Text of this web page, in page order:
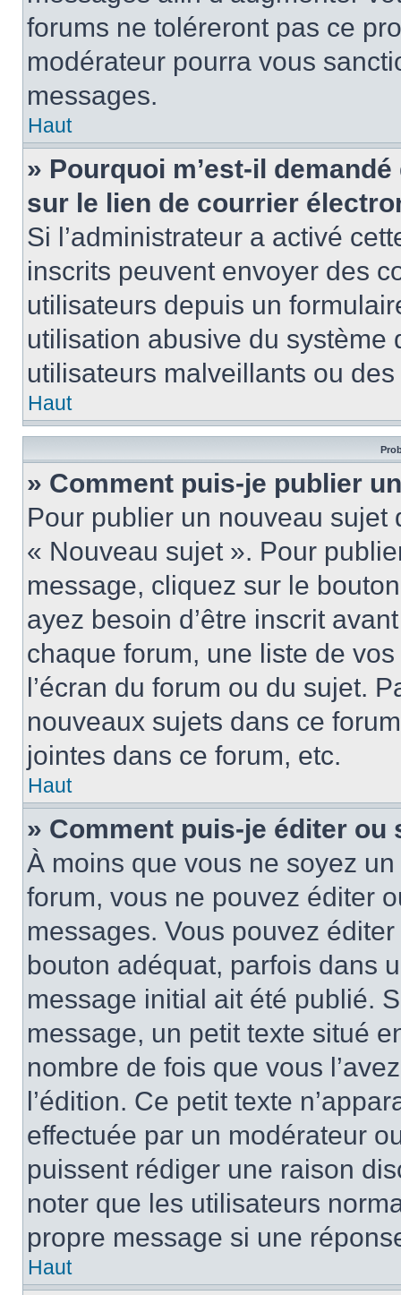
forums ne toléreront pas ce
modérateur pourra vous
messages.
Haut
» Pourquoi m’est-il
sur le lien de courrier
Si l’administrateur a activé
inscrits peuvent envoyer des
utilisateurs depuis un
utilisation abusive du
utilisateurs malveillants ou
Haut
» Comment puis-je publier
Pour publier un nouveau
« Nouveau sujet ». Pour
message, cliquez sur le
ayez besoin d’être inscrit
chaque forum, une liste de
l’écran du forum ou du sujet.
nouveaux sujets dans ce
jointes dans ce forum, etc.
Haut
» Comment puis-je éditer
À moins que vous ne soyez
forum, vous ne pouvez éditer
messages. Vous pouvez
bouton adéquat, parfois dans
message initial ait été publié.
message, un petit texte situé
nombre de fois que vous
l’édition. Ce petit texte
effectuée par un modérateur
puissent rédiger une raison
noter que les utilisateurs
propre message si une
Haut